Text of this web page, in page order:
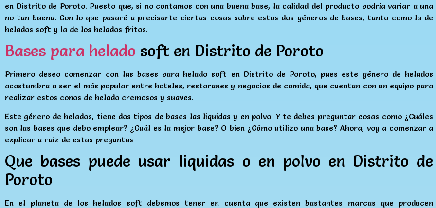
en Distrito de Poroto. Puesto que, si no contamos con una buena base, la calidad del producto podría variar a una
no tan buena. Con lo que pasaré a precisarte ciertas cosas sobre estos dos géneros de bases, tanto como la de
helados soft y la de los helados fritos.
Bases para helado soft en Distrito de Poroto
Primero deseo comenzar con las bases para helado soft en Distrito de Poroto, pues este género de helados
acostumbra a ser el más popular entre hoteles, restoranes y negocios de comida, que cuentan con un equipo para
realizar estos conos de helado cremosos y suaves.
Este género de helados, tiene dos tipos de bases las liquidas y en polvo. Y te debes preguntar cosas como ¿Cuáles
son las bases que debo emplear? ¿Cuál es la mejor base? O bien ¿Cómo utilizo una base? Ahora, voy a comenzar a
explicar a raíz de estas preguntas
Que bases puede usar liquidas o en polvo en Distrito de
Poroto
En el planeta de los helados soft debemos tener en cuenta que existen bastantes marcas que producen